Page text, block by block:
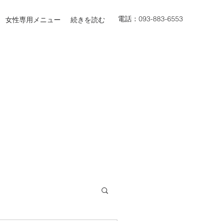
女性専用メニュー 続きを読む 電話：093-883-6553